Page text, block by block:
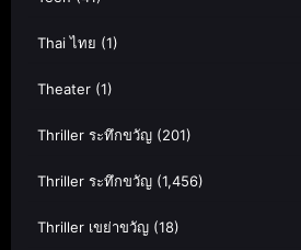
Thai ไทย (1)
Theater (1)
Thriller ระทึกขวัญ (201)
Thriller ระทึกขวัญ (1,456)
Thriller เขย่าขวัญ (18)